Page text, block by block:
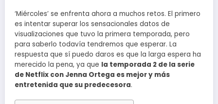
‘Miércoles’ se enfrenta ahora a muchos retos. El primero
es intentar superar los sensacionales datos de
visualizaciones que tuvo la primera temporada, pero
para saberlo todavía tendremos que esperar. La
respuesta que sí puedo daros es que la larga espera ha
merecido la pena, ya que la temporada 2 de la serie
de Netflix con Jenna Ortega es mejor y más
entretenida que su predecesora.